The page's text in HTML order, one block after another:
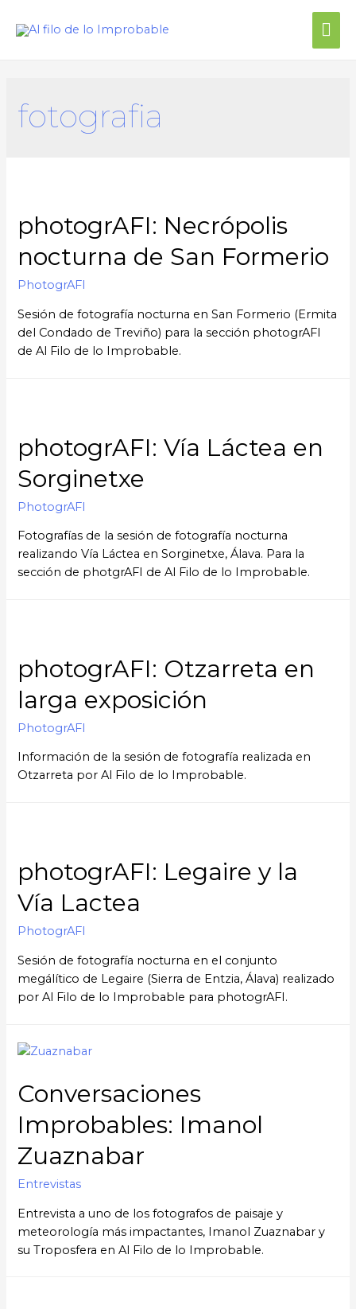
fotografia
photogrAFI: Necrópolis
nocturna de San Formerio
PhotogrAFI
Sesión de fotografía nocturna en San Formerio (Ermita
del Condado de Treviño) para la sección photogrAFI
de Al Filo de lo Improbable.
photogrAFI: Vía Láctea en
Sorginetxe
PhotogrAFI
Fotografías de la sesión de fotografía nocturna
realizando Vía Láctea en Sorginetxe, Álava. Para la
sección de photgrAFI de Al Filo de lo Improbable.
photogrAFI: Otzarreta en
larga exposición
PhotogrAFI
Información de la sesión de fotografía realizada en
Otzarreta por Al Filo de lo Improbable.
photogrAFI: Legaire y la
Vía Lactea
PhotogrAFI
Sesión de fotografía nocturna en el conjunto
megálítico de Legaire (Sierra de Entzia, Álava) realizado
por Al Filo de lo Improbable para photogrAFI.
Conversaciones
Improbables: Imanol
Zuaznabar
Entrevistas
Entrevista a uno de los fotografos de paisaje y
meteorología más impactantes, Imanol Zuaznabar y
su Troposfera en Al Filo de lo Improbable.